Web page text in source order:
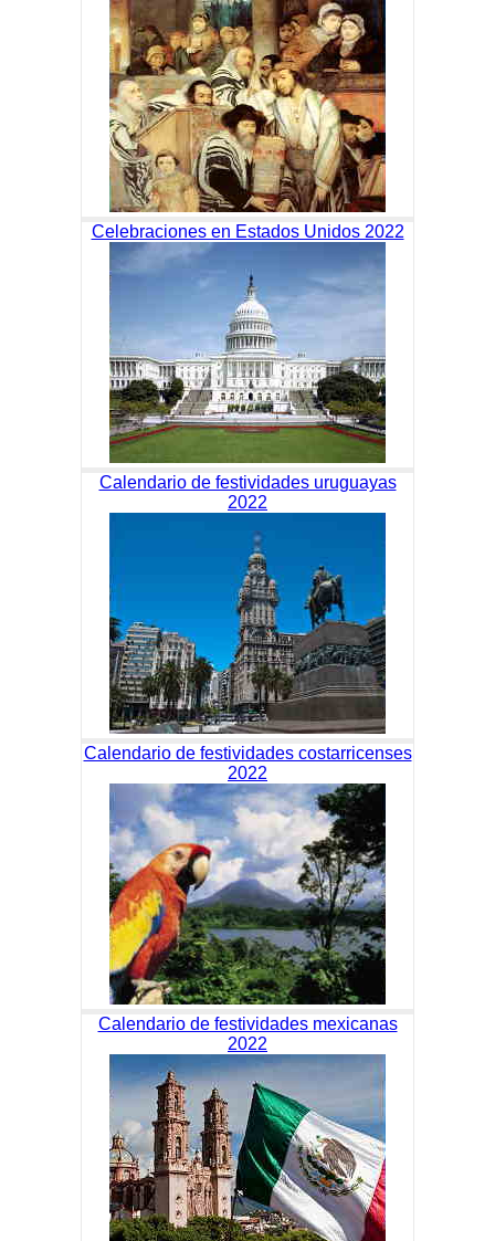
Celebraciones en Estados Unidos 2022
Calendario de festividades uruguayas
2022
Calendario de festividades costarricenses
2022
Calendario de festividades mexicanas
2022